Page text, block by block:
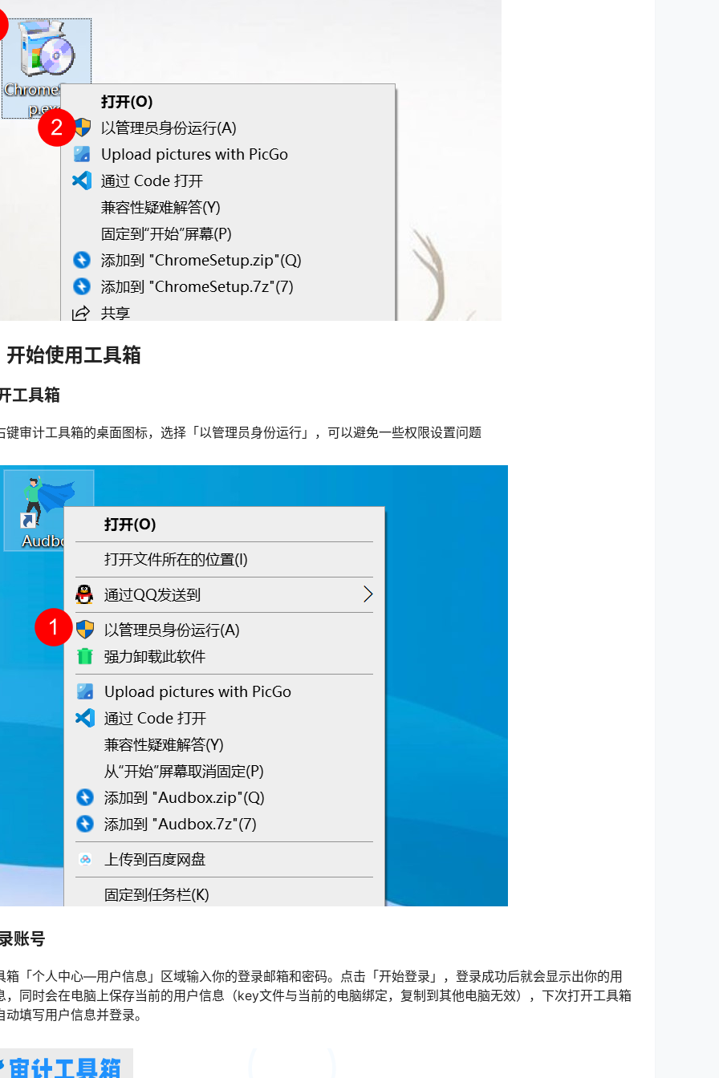
开始使用工具箱
工具箱
键审计工具箱的桌面图标，选择「以管理员身份运行」，可以避免一些权限设置问题
账号
箱「个人中心—用户信息」区域输入你的登录邮箱和密码。点击「开始登录」，登录成功后就会显示出你的用
，同时会在电脑上保存当前的用户信息（key文件与当前的电脑绑定，复制到其他电脑无效），下次打开工具箱
动填写用户信息并登录。